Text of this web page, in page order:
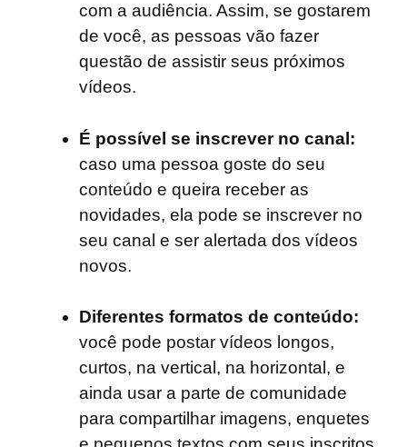
com a audiência. Assim, se gostarem
de você, as pessoas vão fazer
questão de assistir seus próximos
vídeos.
É possível se inscrever no canal:
caso uma pessoa goste do seu
conteúdo e queira receber as
novidades, ela pode se inscrever no
seu canal e ser alertada dos vídeos
novos.
Diferentes formatos de conteúdo:
você pode postar vídeos longos,
curtos, na vertical, na horizontal, e
ainda usar a parte de comunidade
para compartilhar imagens, enquetes